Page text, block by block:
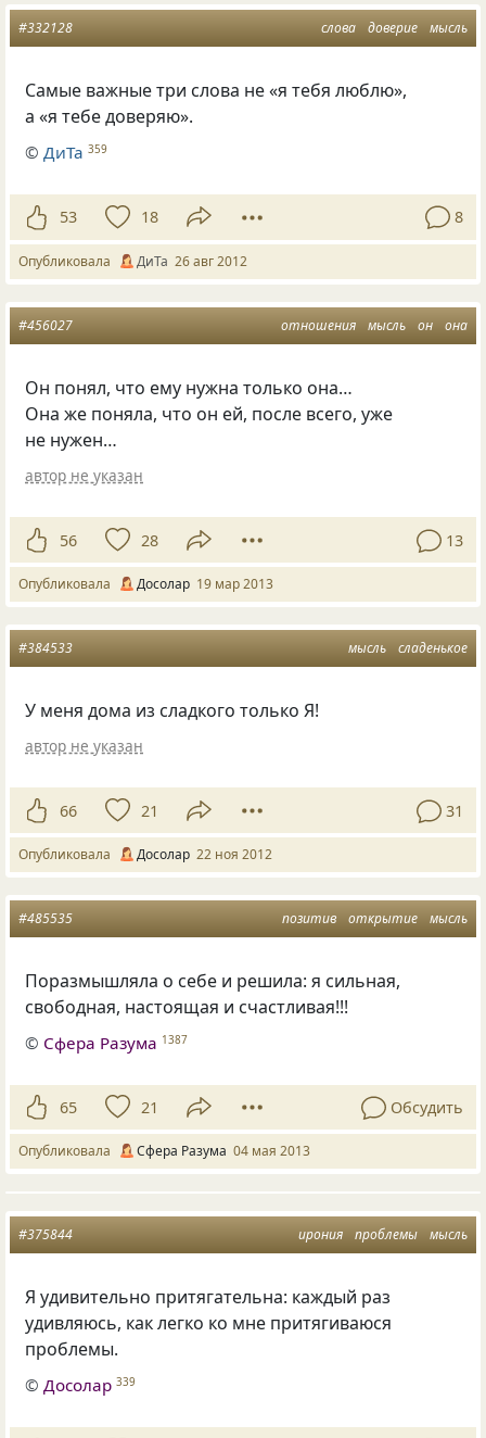
слова доверие мысль
#332128
Самые важные три слова не «я тебя люблю»,
а «я тебе доверяю».
© ДиТа 359
53 18 8
Опубликовала ДиТа 26 авг 2012
отношения мысль он она
#456027
Он понял, что ему нужна только она…
Она же поняла, что он ей, после всего, уже
не нужен…
автор не указан
56 28 13
Опубликовала Досолар 19 мар 2013
мысль сладенькое
#384533
У меня дома из сладкого только Я!
автор не указан
66 21 31
Опубликовала Досолар 22 ноя 2012
позитив открытие мысль
#485535
Поразмышляла о себе и решила: я сильная,
свободная, настоящая и счастливая!!!
© Сфера Разума 1387
65 21 Обсудить
Опубликовала Сфера Разума 04 мая 2013
ирония проблемы мысль
#375844
Я удивительно притягательна: каждый раз
удивляюсь, как легко ко мне притягиваюся
проблемы.
© Досолар 339